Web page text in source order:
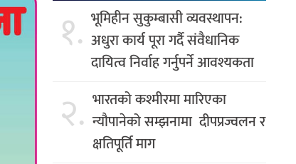
१. भूमिहीन सुकुम्बासी व्यवस्थापन:
अधुरा कार्य पूरा गर्दै संवैधानिक
दायित्व निर्वाह गर्नुपर्ने आवश्यकता
२. भारतको कश्मीरमा मारिएका
न्यौपानेको सम्झनामा दीपप्रज्वलन र
क्षतिपूर्ति माग